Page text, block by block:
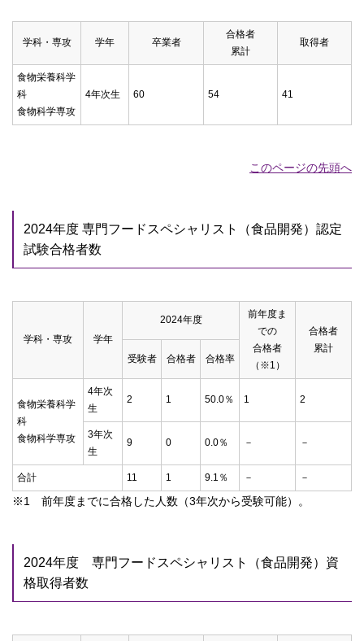
学科・専攻 学年 卒業者
合格者
累計
取得者
食物栄養科学
科
食物科学専攻
4年次生 60 54 41
このページの先頭へ
2024年度 専門フードスペシャリスト（食品開発）認定
試験合格者数
※1 前年度までに合格した人数（3年次から受験可能）。
学科・専攻 学年
2024年度
前年度ま
での
合格者
（※1）
合格者
累計
受験者
合格者 合格率
食物栄養科学
科
食物科学専攻
4年次
生
2 1 50.0％ 1 2
3年次
生
9 0 0.0％ － －
合計 11 1 9.1％ － －
2024年度 専門フードスペシャリスト（食品開発）資
格取得者数